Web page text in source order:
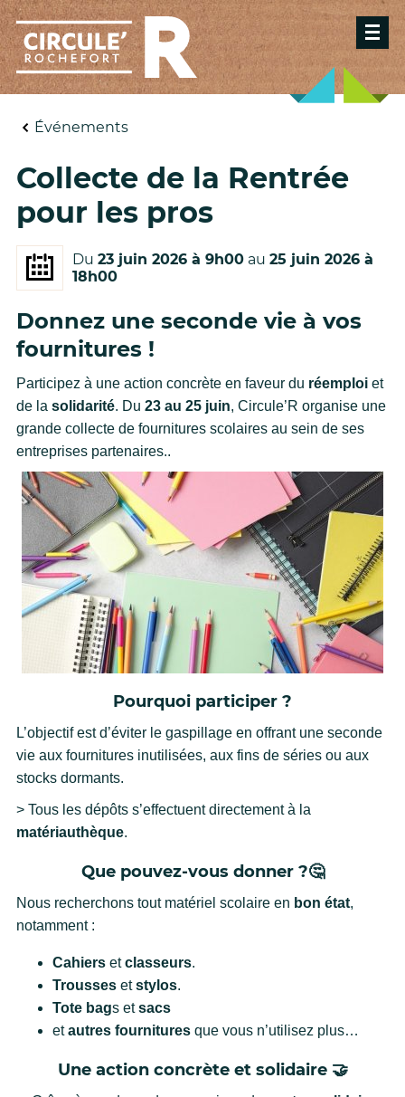
Événements
Collecte de la Rentrée
pour les pros
Du 23 juin 2026 à 9h00au 25 juin 2026 à
18h00
Donnez une seconde vie à vos
fournitures !
Participez à une action concrète en faveur du réemploiet
de la solidarité. Du 23 au 25 juin, Circule’R organise une
grande collecte de fournitures scolaires au sein de ses
entreprises partenaires..
Pourquoi participer ?
L’objectif est d’éviter le gaspillage en offrant une seconde
vie aux fournitures inutilisées, aux fins de séries ou aux
stocks dormants.
> Tous les dépôts s’effectuent directement à la
matériauthèque.
Que pouvez-vous donner ?🤔
Nous recherchons tout matériel scolaire en bon état,
notamment :
Cahiersetclasseurs.
Troussesetstylos.
Tote bags etsacs
etautres fournituresque vous n’utilisez plus…
Une action concrète et solidaire 🤝